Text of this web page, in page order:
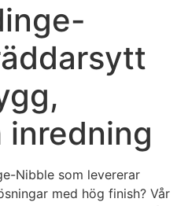
Nibble som levererar
med hög finish? Vår